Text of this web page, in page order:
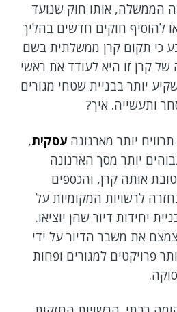
הממשלה, אותו חוק שנועד
להוסיף חוקים חדשים בהליך
כי תקום קרן ממשלתית בשם
קרן זו היא לעודד את ראשי
יותר בבניית שטחי מגורים
ותעשייה. איך?
יותר מארנונהעסקית,
יותר מסך הארנונה
אותה קרן, והכספים
לרשויות המקומיות על
יחידות דיור שהן יוציאו.
את משבר הדיור על ידי
פרויקטים למגורים ופחות